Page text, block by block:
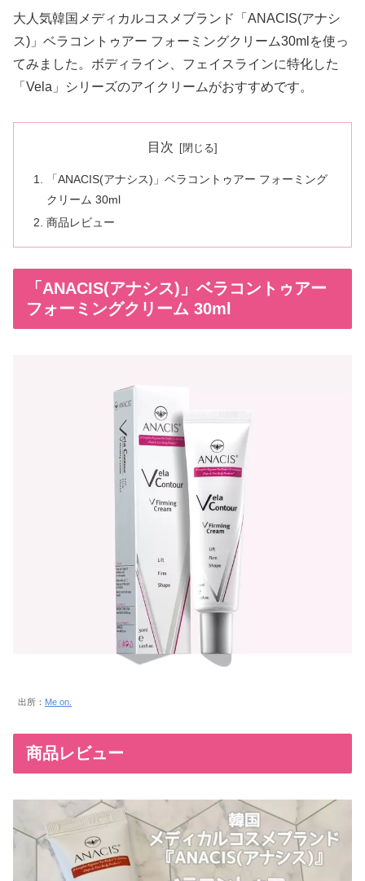
大人気韓国メディカルコスメブランド「ANACIS(アナシ
ス)」ベラコントゥアー フォーミングクリーム30mlを使っ
てみました。ボディライン、フェイスラインに特化した
「Vela」シリーズのアイクリームがおすすめです。
目次
「ANACIS(アナシス)」ベラコントゥアー フォーミング
クリーム 30ml
商品レビュー
「ANACIS(アナシス)」ベラコントゥアー
フォーミングクリーム 30ml
出所： Me on.
商品レビュー